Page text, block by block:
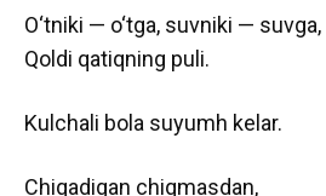
O‘tniki — o‘tga, suvniki — suvga,
Qoldi qatiqning puli.
Kulchali bola suyumh kelar.
Chiqadigan chiqmasdan,